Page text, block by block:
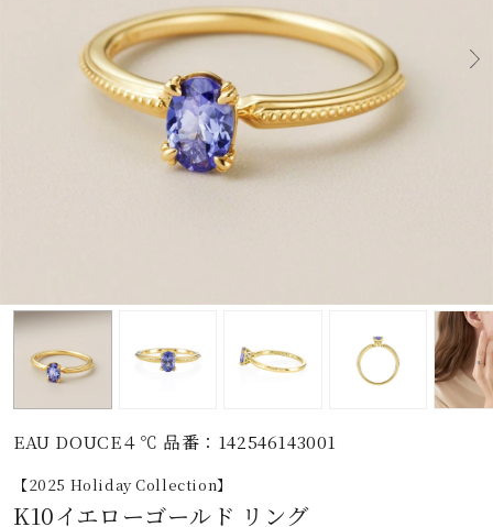
EAU DOUCE４℃
カテゴリー すべてのジュエリー
誕生石
モチーフ
石の色
EAU DOUCE４℃ 品番：142546143001
【2025 Holiday Collection】
K10イエローゴールド リング